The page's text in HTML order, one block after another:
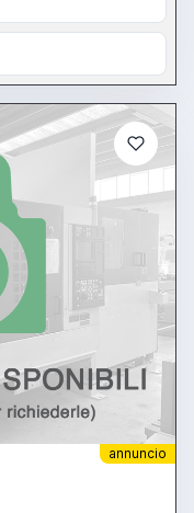
annuncio